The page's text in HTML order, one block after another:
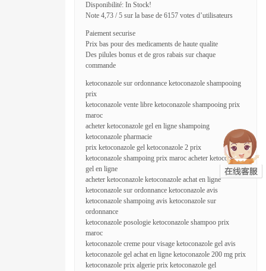
Disponibilité: In Stock!
Note 4,73 / 5 sur la base de 6157 votes d’utilisateurs
Paiement securise
Prix bas pour des medicaments de haute qualite
Des pilules bonus et de gros rabais sur chaque
commande
ketoconazole sur ordonnance ketoconazole shampooing
prix
ketoconazole vente libre ketoconazole shampooing prix
maroc
acheter ketoconazole gel en ligne shampoing
ketoconazole pharmacie
prix ketoconazole gel ketoconazole 2 prix
ketoconazole shampoing prix maroc acheter ketoconazole
gel en ligne
acheter ketoconazole ketoconazole achat en ligne
ketoconazole sur ordonnance ketoconazole avis
ketoconazole shampoing avis ketoconazole sur
ordonnance
ketoconazole posologie ketoconazole shampoo prix
maroc
ketoconazole creme pour visage ketoconazole gel avis
ketoconazole gel achat en ligne ketoconazole 200 mg prix
ketoconazole prix algerie prix ketoconazole gel